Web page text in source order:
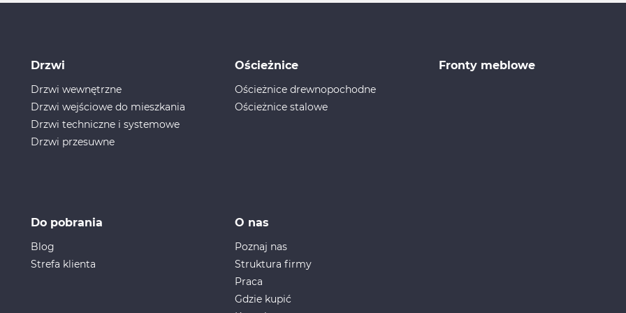
Drzwi
Drzwi wewnętrzne
Drzwi wejściowe do mieszkania
Drzwi techniczne i systemowe
Drzwi przesuwne
Ościeżnice
Ościeżnice drewnopochodne
Ościeżnice stalowe
Fronty meblowe
Do pobrania
Blog
Strefa klienta
O nas
Poznaj nas
Struktura firmy
Praca
Gdzie kupić